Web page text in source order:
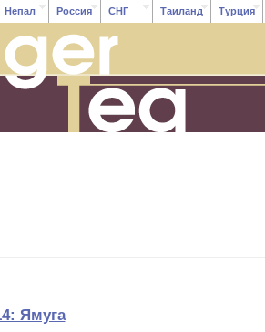
Непал Россия СНГ Таиланд Турция
Ямуга